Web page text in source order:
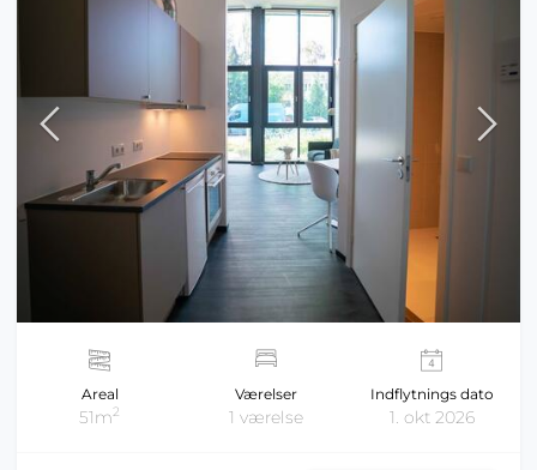
Areal
51m2
Værelser
1 værelse
Indflytnings dato
1. okt 2026